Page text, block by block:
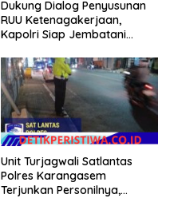
Dukung Dialog Penyusunan
RUU Ketenagakerjaan,
Kapolri Siap Jembatani
Unit Turjagwali Satlantas
Polres Karangasem
Terjunkan Personilnya,